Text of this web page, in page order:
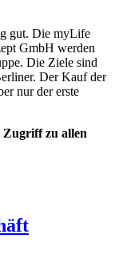
gut. Die myLife
GmbH werden
Die Ziele sind
Der Kauf der
nur der erste
Zugriff zu allen